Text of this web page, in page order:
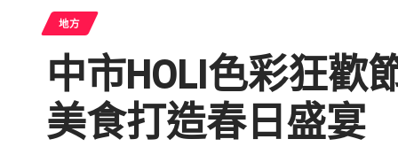
地方
中市HOLI色彩狂
美食打造春日盛宴